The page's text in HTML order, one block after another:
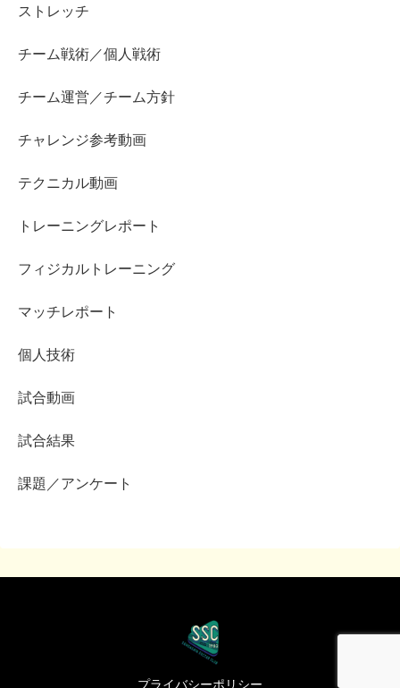
ストレッチ
チーム戦術／個人戦術
チーム運営／チーム方針
チャレンジ参考動画
テクニカル動画
トレーニングレポート
フィジカルトレーニング
マッチレポート
個人技術
試合動画
試合結果
課題／アンケート
プライバシーポリシー